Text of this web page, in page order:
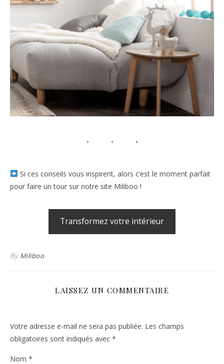
Si ces conseils vous inspirent, alors c’est le moment parfait
pour faire un tour sur notre site Miliboo !
Transformez votre intérieur
By Miliboo
LAISSEZ UN COMMENTAIRE
Votre adresse e-mail ne sera pas publiée. Les champs
obligatoires sont indiqués avec *
Nom *